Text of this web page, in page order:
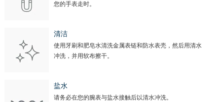
您的手表走时。
清洁
使用牙刷和肥皂水清洗金属表链和防水表壳，然后用清水
冲洗，并用软布擦干。
盐水
请务必在您的腕表与盐水接触后以清水冲洗。